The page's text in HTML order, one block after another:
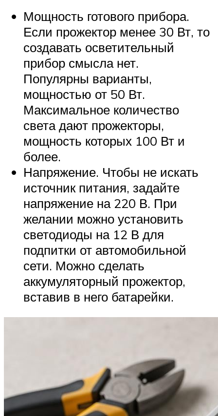
Мощность готового прибора.
Если прожектор менее 30 Вт, то
создавать осветительный
прибор смысла нет.
Популярны варианты,
мощностью от 50 Вт.
Максимальное количество
света дают прожекторы,
мощность которых 100 Вт и
более.
Напряжение. Чтобы не искать
источник питания, задайте
напряжение на 220 В. При
желании можно установить
светодиоды на 12 В для
подпитки от автомобильной
сети. Можно сделать
аккумуляторный прожектор,
вставив в него батарейки.